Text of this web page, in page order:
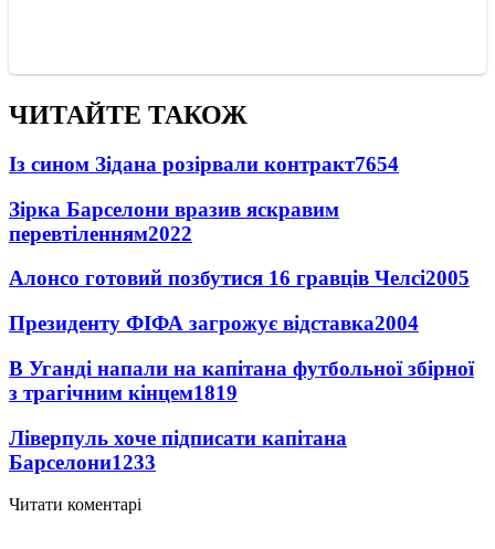
ЧИТАЙТЕ ТАКОЖ
Із сином Зідана розірвали контракт7654
Зірка Барселони вразив яскравим
перевтіленням2022
Алонсо готовий позбутися 16 гравців Челсі2005
Президенту ФІФА загрожує відставка2004
В Уганді напали на капітана футбольної збірної
з трагічним кінцем1819
Ліверпуль хоче підписати капітана
Барселони1233
Читати коментарі